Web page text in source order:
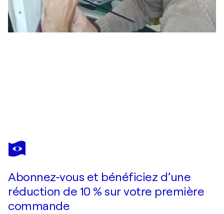
RYOHEI
KUBO
Je passe commande
Abonnez-vous et bénéficiez d’une
réduction de 10 % sur votre première
commande